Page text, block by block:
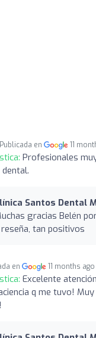
Publicada en 11
Profesionales
dental.
Santos Dental
gracias Belén
tan positivos
en 11 months ago
Excelente
q me tuvo!